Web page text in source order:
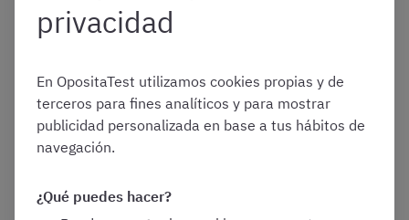
selectivo de Auxiliar Administrativo de la CAM consta de
Cuestionario tipo test, compuesto por60
preguntas, divididas en dos grupos:
ortográficos
privacidad
En OpositaTest utilizamos cookies propias y de
terceros para fines analíticos y para mostrar
publicidad personalizada en base a tus hábitos de
navegación.
¿Qué puedes hacer?